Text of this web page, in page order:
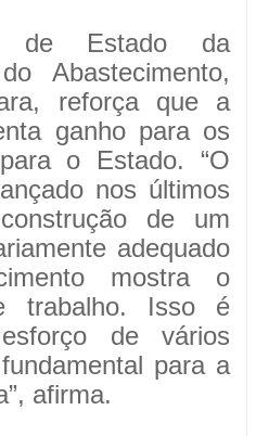
de Estado da
Abastecimento,
reforça que a
ganho para os
o Estado. “O
nos últimos
de um
adequado
mostra o
trabalho. Isso é
de vários
para a
afirma.